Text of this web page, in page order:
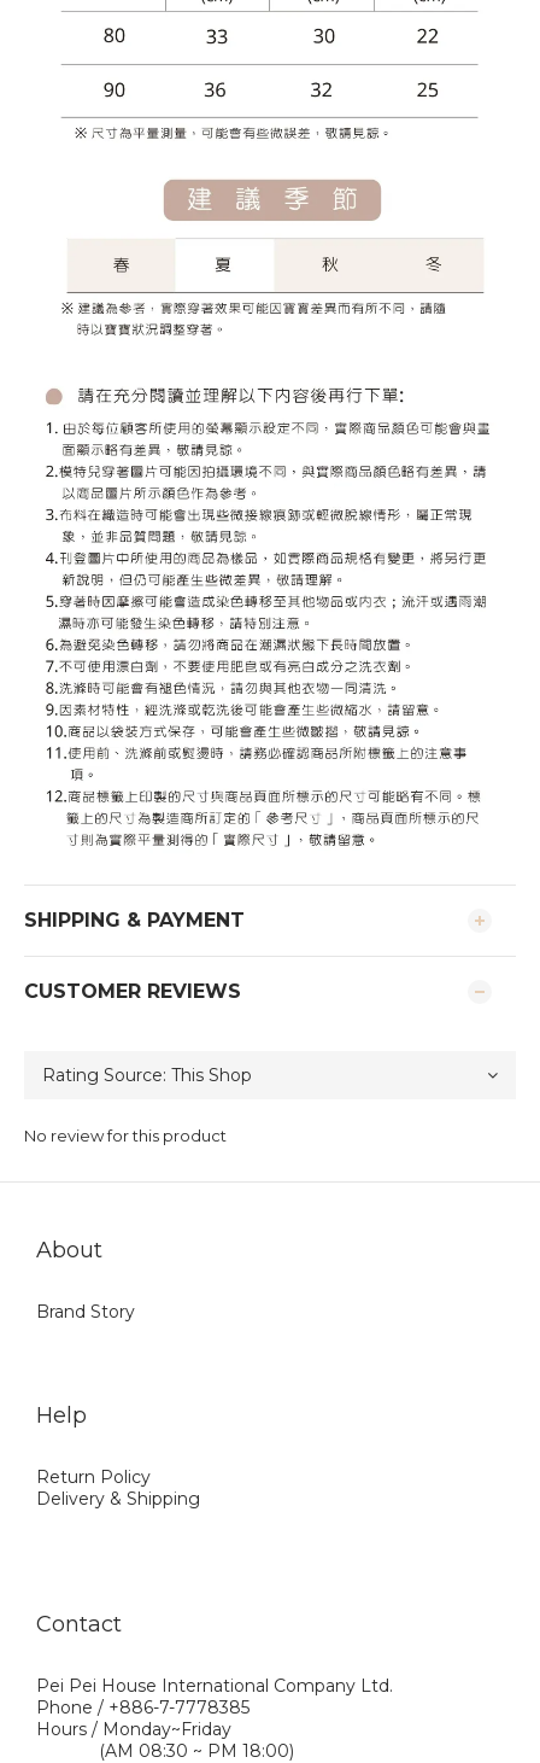
SHIPPING & PAYMENT
CUSTOMER REVIEWS
No review for this product
About
Brand Story
Help
Return Policy
Delivery & Shipping
Contact
Pei Pei House International Company Ltd.
Phone / +886-7-7778385
Hours / Monday~Friday
(AM 08:30 ~ PM 18:00)